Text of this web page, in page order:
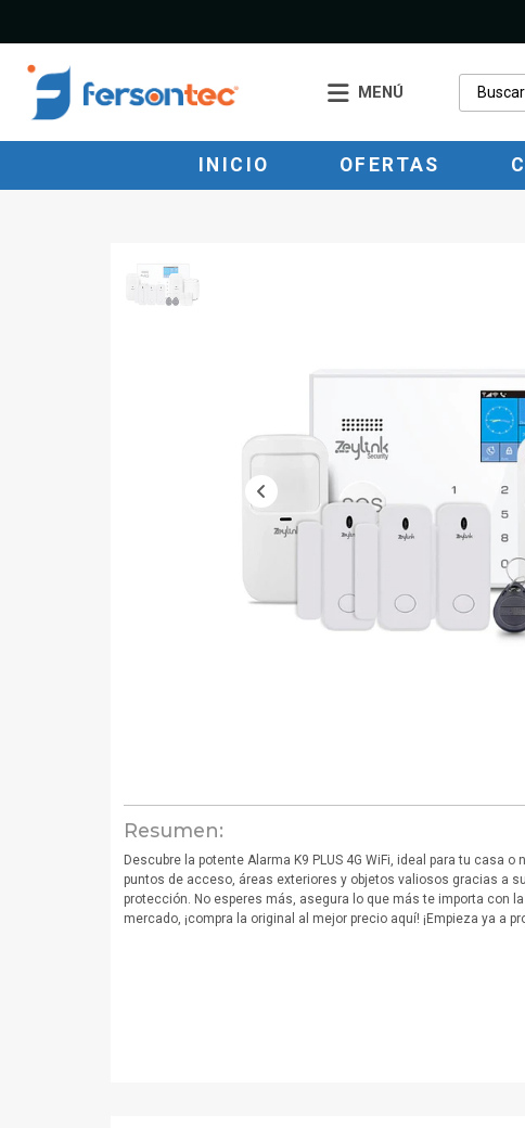
MENÚ
INICIO OFERTAS
Resumen:
Descubre la potente Alarma K9 PLUS 4G WiFi, ideal para tu casa
puntos de acceso, áreas exteriores y objetos valiosos gracias a
protección. No esperes más, asegura lo que más te importa con
mercado, ¡compra la original al mejor precio aquí! ¡Empieza ya a